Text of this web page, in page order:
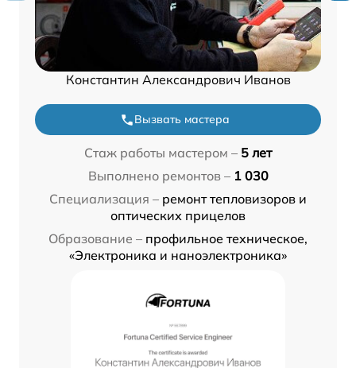
Константин Александрович Иванов
Вызвать мастера
Стаж работы мастером – 5 лет
Выполнено ремонтов – 1 030
Специализация – ремонт тепловизоров и
оптических прицелов
Образование – профильное техническое,
«Электроника и наноэлектроника»